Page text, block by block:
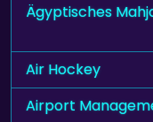
Ägyptisches
Air Hockey
Airport